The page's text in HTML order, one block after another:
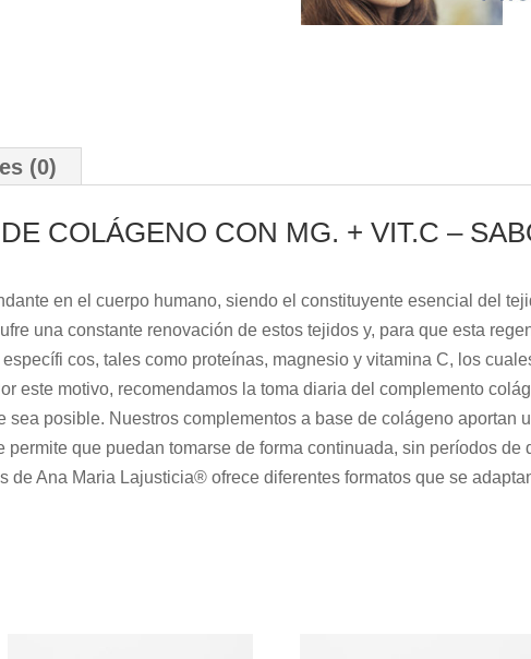
(0)
COLÁGENO CON MG. + VIT.C –
en el cuerpo humano, siendo el constituyente esencial del
una constante renovación de estos tejidos y, para que esta
cos, tales como proteínas, magnesio y vitamina C, los
este motivo, recomendamos la toma diaria del complemento
sea posible. Nuestros complementos a base de colágeno aportan
que puedan tomarse de forma continuada, sin períodos de
de Ana Maria Lajusticia® ofrece diferentes formatos que se